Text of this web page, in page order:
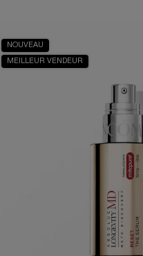
NOUVEAU
MEILLEUR VENDEUR